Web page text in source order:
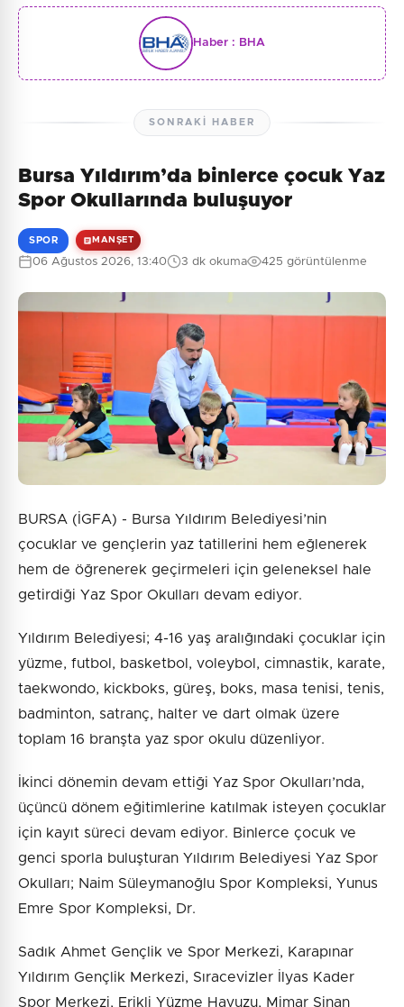
Haber : BHA
SONRAKI HABER
Bursa Yıldırım’da binlerce çocuk Yaz
Spor Okullarında buluşuyor
SPOR MANŞET
06 Ağustos 2026, 13:40 3 dk okuma 425 görüntülenme
BURSA (İGFA) - Bursa Yıldırım Belediyesi’nin
çocuklar ve gençlerin yaz tatillerini hem eğlenerek
hem de öğrenerek geçirmeleri için geleneksel hale
getirdiği Yaz Spor Okulları devam ediyor.
Yıldırım Belediyesi; 4-16 yaş aralığındaki çocuklar için
yüzme, futbol, basketbol, voleybol, cimnastik, karate,
taekwondo, kickboks, güreş, boks, masa tenisi, tenis,
badminton, satranç, halter ve dart olmak üzere
toplam 16 branşta yaz spor okulu düzenliyor.
İkinci dönemin devam ettiği Yaz Spor Okulları’nda,
üçüncü dönem eğitimlerine katılmak isteyen çocuklar
için kayıt süreci devam ediyor. Binlerce çocuk ve
genci sporla buluşturan Yıldırım Belediyesi Yaz Spor
Okulları; Naim Süleymanoğlu Spor Kompleksi, Yunus
Emre Spor Kompleksi, Dr.
Sadık Ahmet Gençlik ve Spor Merkezi, Karapınar
Yıldırım Gençlik Merkezi, Sıracevizler İlyas Kader
Spor Merkezi, Erikli Yüzme Havuzu, Mimar Sinan